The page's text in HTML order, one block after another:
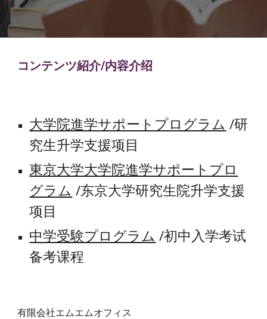
コンテンツ紹介/内容介绍
大学院進学サポートプログラム /研
究生升学支援项目
東京大学大学院進学サポートプロ
グラム /东京大学研究生院升学支援
项目
中学受験プログラム /初中入学考试
备考课程
有限会社エムエムオフィス